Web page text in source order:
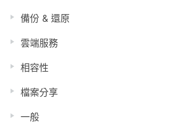
備份 & 還原
雲端服務
相容性
檔案分享
一般